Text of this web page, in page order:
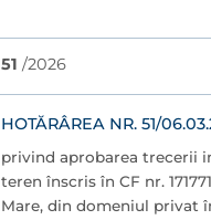
51 /2026
HOTĂRÂREA NR. 51/
privind aprobarea trecerii
teren înscris în CF nr.
Mare, din domeniul privat